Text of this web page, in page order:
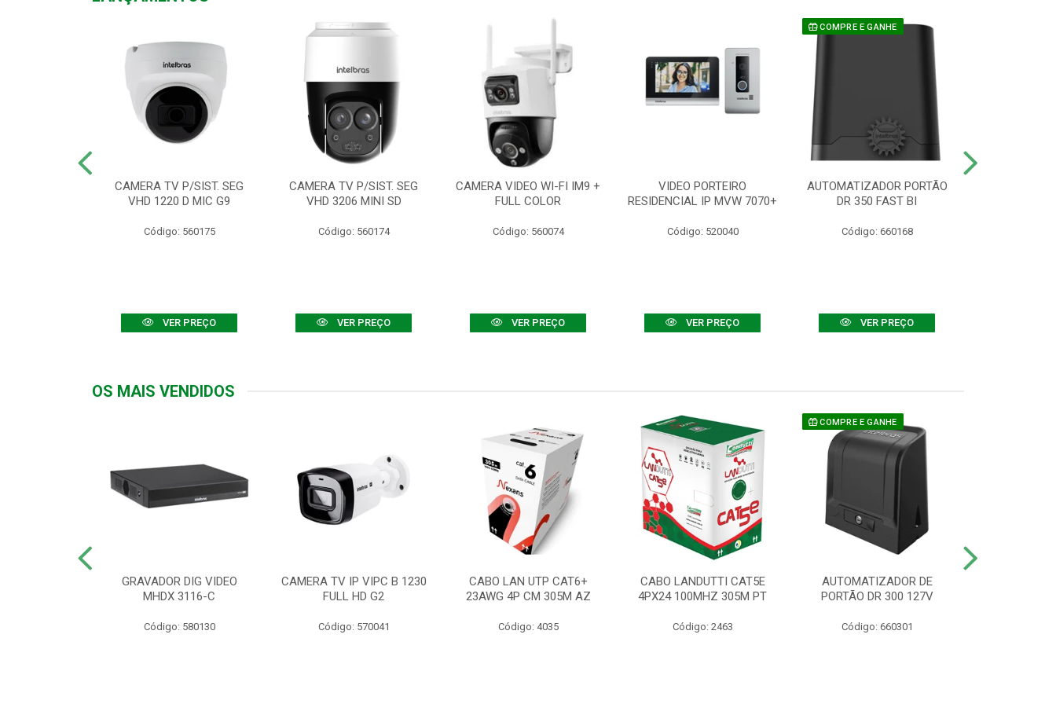
CAMERA TV P/SIST. SEG
VHD 1220 D MIC G9
Código: 560175
VER PREÇO
CAMERA TV P/SIST. SEG
VHD 3206 MINI SD
Código: 560174
VER PREÇO
CAMERA VIDEO WI-FI IM9 +
FULL COLOR
Código: 560074
VER PREÇO
VIDEO PORTEIRO
RESIDENCIAL IP MVW 7070+
Código: 520040
VER PREÇO
COMPRE E GANHE
AUTOMATIZADOR PORTÃO
DR 350 FAST BI
Código: 660168
VER PREÇO
OS MAIS VENDIDOS
GRAVADOR DIG VIDEO
MHDX 3116-C
Código: 580130
CAMERA TV IP VIPC B 1230
FULL HD G2
Código: 570041
CABO LAN UTP CAT6+
23AWG 4P CM 305M AZ
Código: 4035
CABO LANDUTTI CAT5E
4PX24 100MHZ 305M PT
Código: 2463
COMPRE E GANHE
AUTOMATIZADOR DE
PORTÃO DR 300 127V
Código: 660301